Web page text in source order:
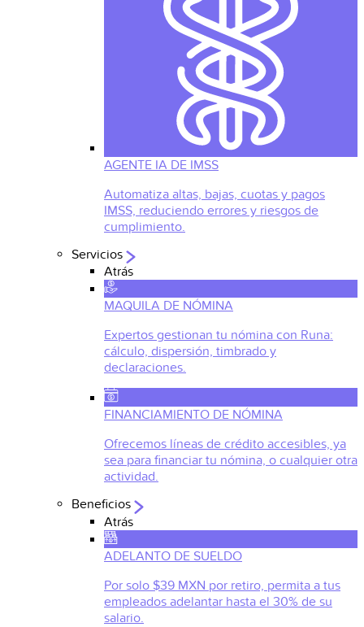
AGENTE IA DE IMSS
Automatiza altas, bajas, cuotas y pagos
IMSS, reduciendo errores y riesgos de
cumplimiento.
Servicios
Atrás
MAQUILA DE NÓMINA
Expertos gestionan tu nómina con Runa:
cálculo, dispersión, timbrado y
declaraciones.
FINANCIAMIENTO DE NÓMINA
Ofrecemos líneas de crédito accesibles, ya
sea para financiar tu nómina, o cualquier otra
actividad.
Beneficios
Atrás
ADELANTO DE SUELDO
Por solo $39 MXN por retiro, permita a tus
empleados adelantar hasta el 30% de su
salario.